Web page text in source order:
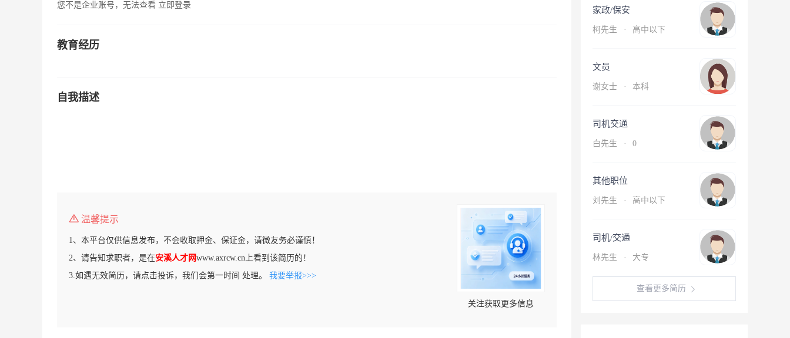
您不是企业账号，无法查看 立即登录
教育经历
自我描述
温馨提示
1、本平台仅供信息发布，不会收取押金、保证金，请微友务必谨慎！
2、请告知求职者，是在安溪人才网www.axrcw.cn上看到该简历的！
3.如遇无效简历，请点击投诉，我们会第一时间 处理。 我要举报>>>
关注获取更多信息
家政/保安
柯先生 · 高中以下
文员
谢女士 · 本科
司机交通
白先生 · 0
其他职位
刘先生 · 高中以下
司机/交通
林先生 · 大专
查看更多简历